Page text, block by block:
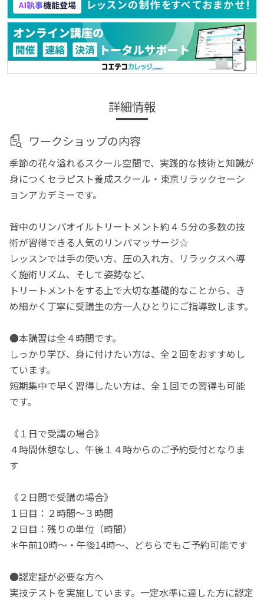
詳細情報
ワークショップの内容
季節の花々溢れるスクール空間で、実践的な技術と知識が
身につくセラピスト養成スクール・東京リラックセーシ
ョンアカデミーです。
背中のリンパオイルトリートメント約４５分の多数の技
術が習得できる人気のリンパマッサージ☆
レッスンでは手の使い方、圧の入れ方、リラックスへ導
く施術リズム、そして姿勢など、
トリートメントをする上で大切な基礎的なことから、き
め細かく丁寧に受講生の方一人ひとりにご指導致します。
●本講習は全４時間です。
しっかり学び、身に付けたい方は、全２回をおすすめし
ています。
短期集中で早く習得したい方は、全１回での習得も可能
です。
《１日で受講の場合》
４時間休憩なし、午後１４時からのご予約受付となりま
す
《２日間で受講の場合》
１日目：２時間～３時間
２日目：残りの単位（時間）
＊午前10時～・午後14時～、どちらでもご予約可能です
●認定証が必要な方へ
実技テストを実施しています。一定水準に達した方に認定